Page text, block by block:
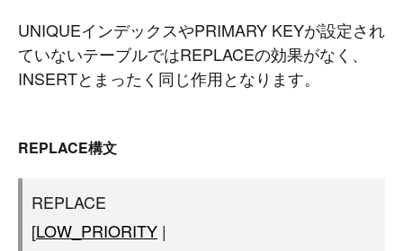
UNIQUEインデックスやPRIMARY KEYが設定され
ていないテーブルではREPLACEの効果がなく、
INSERTとまったく同じ作用となります。
REPLACE構文
REPLACE
[LOW_PRIORITY |